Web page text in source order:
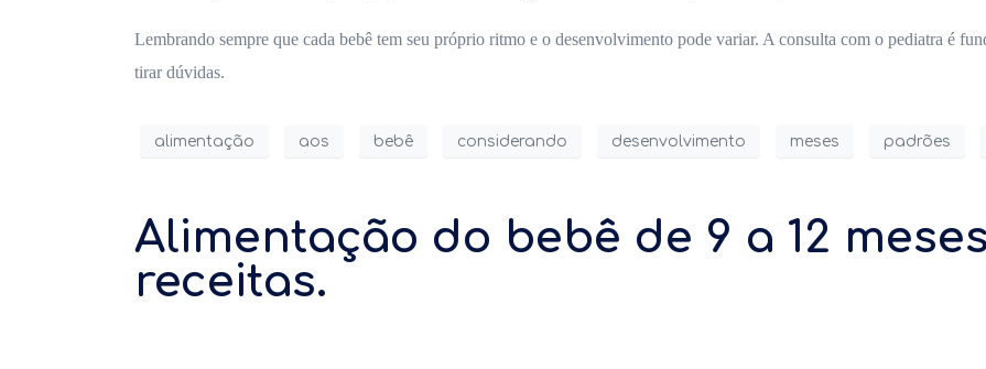
Lembrando sempre que cada bebê tem seu próprio ritmo e o desenvolvimento pode variar. A consulta com o pediatra é
tirar dúvidas.
alimentação aos bebê considerando desenvolvimento meses padrões
Alimentação do bebê de 9 a 12
receitas.